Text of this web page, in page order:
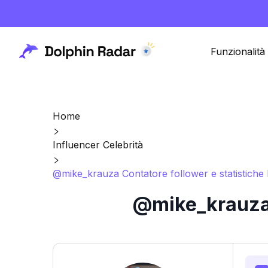
Funzionalità
Home
Influencer Celebrità
@mike_krauza Contatore follower e statistiche